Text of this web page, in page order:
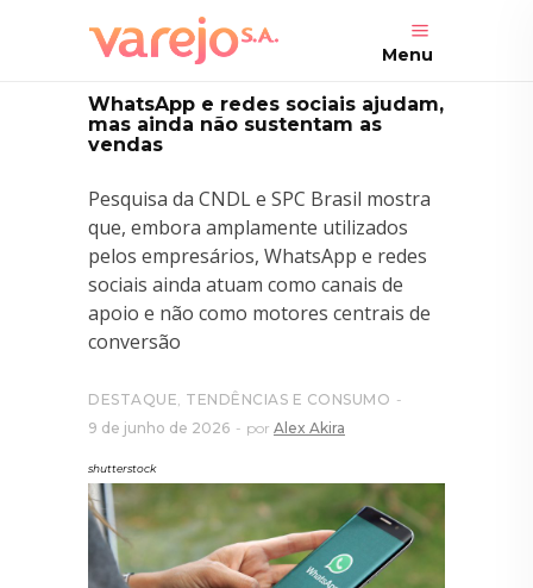
Menu
WhatsApp e redes sociais ajudam,
mas ainda não sustentam as
vendas
Pesquisa da CNDL e SPC Brasil mostra
que, embora amplamente utilizados
pelos empresários, WhatsApp e redes
sociais ainda atuam como canais de
apoio e não como motores centrais de
conversão
DESTAQUE, TENDÊNCIAS E CONSUMO
9 de junho de 2026
por Alex Akira
shutterstock